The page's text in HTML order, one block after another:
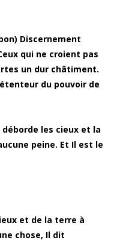
Discernement
qui ne croient pas
un dur châtiment.
du pouvoir de
déborde les cieux et la
peine. Et Il est le
et de la terre à
chose, Il dit